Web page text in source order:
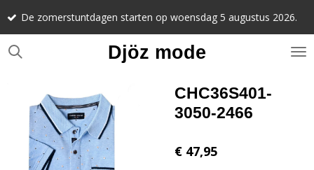
Ga
naar
de
Djöz mode
starten op woensdag 5 augustus 2026.
CHC36S401-
3050-2466
€ 47,95